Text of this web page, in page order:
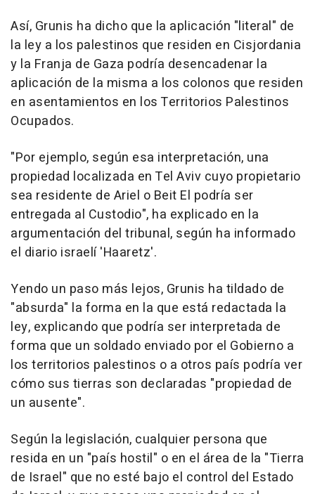
Así, Grunis ha dicho que la aplicación "literal" de
la ley a los palestinos que residen en Cisjordania
y la Franja de Gaza podría desencadenar la
aplicación de la misma a los colonos que residen
en asentamientos en los Territorios Palestinos
Ocupados.
"Por ejemplo, según esa interpretación, una
propiedad localizada en Tel Aviv cuyo propietario
sea residente de Ariel o Beit El podría ser
entregada al Custodio", ha explicado en la
argumentación del tribunal, según ha informado
el diario israelí 'Haaretz'.
Yendo un paso más lejos, Grunis ha tildado de
"absurda" la forma en la que está redactada la
ley, explicando que podría ser interpretada de
forma que un soldado enviado por el Gobierno a
los territorios palestinos o a otros país podría ver
cómo sus tierras son declaradas "propiedad de
un ausente".
Según la legislación, cualquier persona que
resida en un "país hostil" o en el área de la "Tierra
de Israel" que no esté bajo el control del Estado